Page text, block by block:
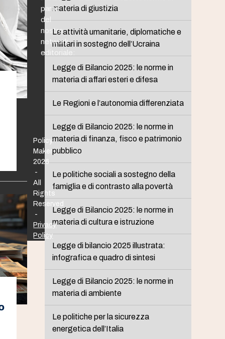
materia di giustizia
Le attività umanitarie, diplomatiche e
militari in sostegno dell’Ucraina
Legge di Bilancio 2025: le norme in
materia di affari esteri e difesa
Le Regioni e l’autonomia differenziata
Legge di Bilancio 2025: le norme in
materia di finanza, fisco e patrimonio
pubblico
Le politiche sociali a sostegno della
famiglia e di contrasto alla povertà
Legge di Bilancio 2025: le norme in
materia di cultura e istruzione
Legge di bilancio 2025 illustrata:
infografica e quadro di sintesi
Legge di Bilancio 2025: le norme in
materia di ambiente
Le politiche per la sicurezza
energetica dell’Italia
parte
del
nostro
network
editoriale:
Policy
Maker
2026
-
All
Rights
Reserved
-
Privacy
Policy